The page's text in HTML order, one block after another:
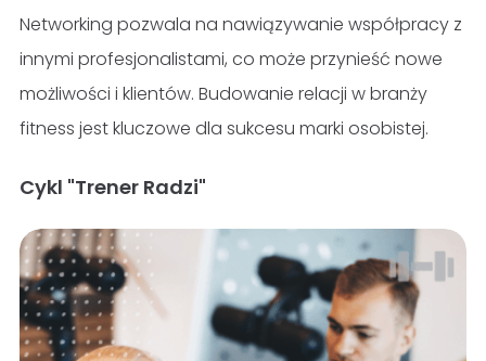
Networking pozwala na nawiązywanie współpracy z
innymi profesjonalistami, co może przynieść nowe
możliwości i klientów. Budowanie relacji w branży
fitness jest kluczowe dla sukcesu marki osobistej.
Cykl "Trener Radzi"